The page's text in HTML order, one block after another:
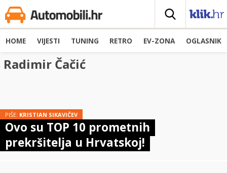
HOME VIJESTI TUNING RETRO EV-ZONA OGLASNIK
Radimir Čačić
PIŠE: KRISTIAN SIKAVIČEV
Ovo su TOP 10 prometnih
prekršitelja u Hrvatskoj!